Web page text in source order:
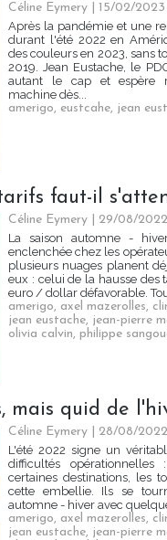
Céline Eymery | 15/02/2023
Après la pandémie et une
durant l'été 2022 en
des couleurs en 2023, sans
2019. Jean Eustache, le
autant le cap et espère
machine dès...
amerigo, eustcahe, jean
faut-il
Céline Eymery | 29/08/2022
La saison automne -
enclenchée chez les
plusieurs nuages planent
eux : celui de la hausse des
euro / dollar défavorable.
amerigo, axel mazerolles,
jean eustache, jean-pierre
olivia calvin, philippe
mais quid de
Céline Eymery | 28/08/2022
L'été 2022 signe un
difficultés
certaines destinations, les
cette embellie. Ils se
automne - hiver avec
amerigo, axel mazerolles,
jean eustache, jean-pierre